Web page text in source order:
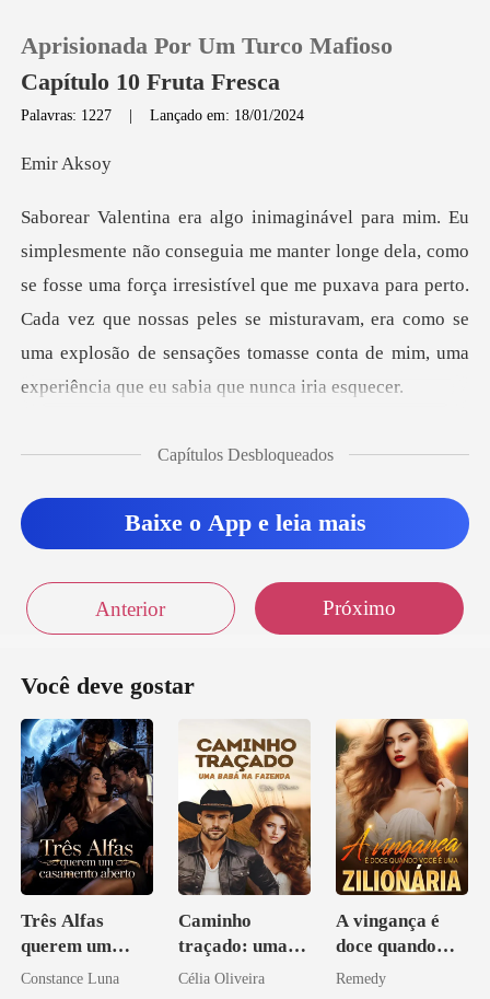
Loja
Histórico
Sair
Aprisionada Por Um Turco Mafioso
Capítulo 10 Fruta Fresca
Palavras: 1227 |Lançado em: 18/01/2024
r A
o
se fosse uma força irresistível que me puxava para perto.
Cada vez que nossas peles se misturavam, era c
Capítulos Desbloqueados
Baixe o App e leia mais
Anterior Próximo
Você deve gostar
Três Alfas
querem um
casamento
Constance Luna
Caminho
traçado: uma
babá na fazenda
Célia Oliveira
A vingança é
doce quando
você é uma
Remedy